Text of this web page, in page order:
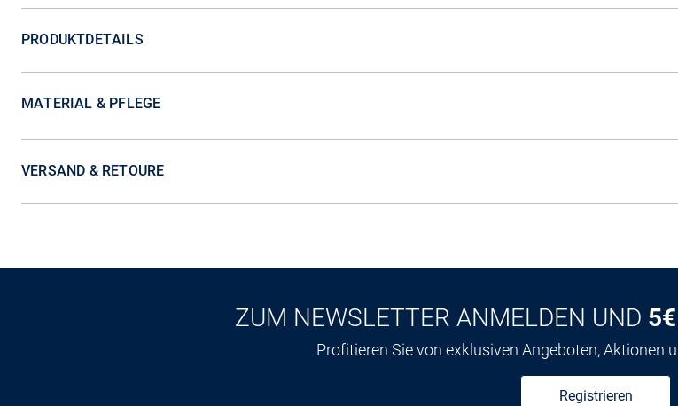
PRODUKTDETAILS
MATERIAL & PFLEGE
VERSAND & RETOURE
ZUM NEWSLETTER ANMELDEN UND
Profitieren Sie von exklusiven Angeboten, Aktionen
Registrieren